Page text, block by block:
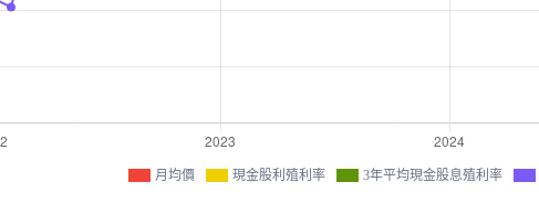
月均價 現金股利殖利率 3年平均現金股息殖利率